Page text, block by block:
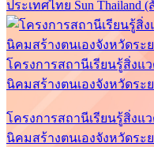
ประเทศไทย Sun Thailand
โครงการสถานีเรียนรู้สิ่งแ
นิคมสร้างตนเองจังหวัดระ
โครงการสถานีเรียนรู้สิ่งแ
นิคมสร้างตนเองจังหวัดระ